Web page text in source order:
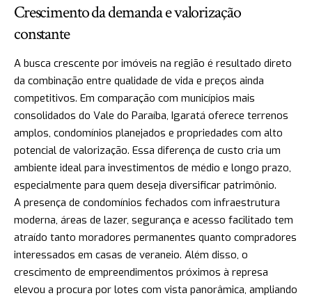
Crescimento da demanda e valorização
constante
A busca crescente por imóveis na região é resultado direto
da combinação entre qualidade de vida e preços ainda
competitivos. Em comparação com municípios mais
consolidados do Vale do Paraíba, Igaratá oferece terrenos
amplos, condomínios planejados e propriedades com alto
potencial de valorização. Essa diferença de custo cria um
ambiente ideal para investimentos de médio e longo prazo,
especialmente para quem deseja diversificar patrimônio.
A presença de condomínios fechados com infraestrutura
moderna, áreas de lazer, segurança e acesso facilitado tem
atraído tanto moradores permanentes quanto compradores
interessados em casas de veraneio. Além disso, o
crescimento de empreendimentos próximos à represa
elevou a procura por lotes com vista panorâmica, ampliando